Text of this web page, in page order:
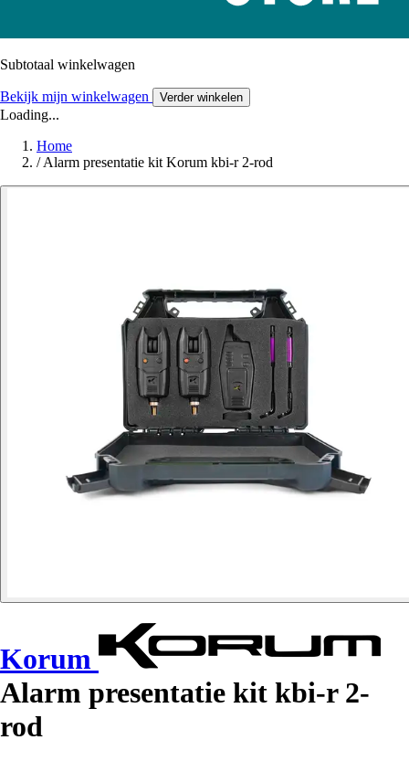
Subtotaal winkelwagen
Bekijk mijn winkelwagen Verder winkelen
Loading...
Home
/ Alarm presentatie kit Korum kbi-r 2-rod
Korum
Alarm presentatie kit kbi-r 2-
rod